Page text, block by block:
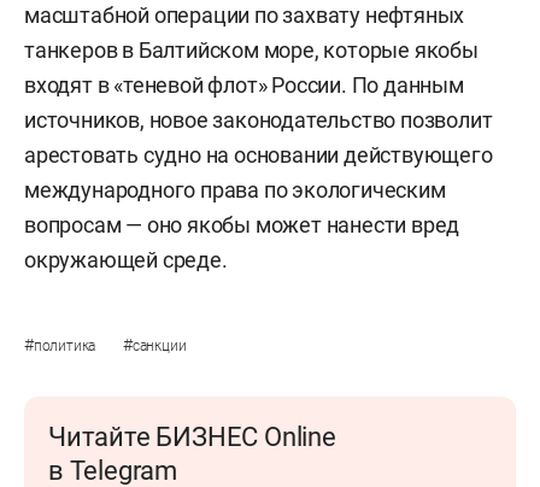
масштабной операции по захвату нефтяных
танкеров в Балтийском море, которые якобы
входят в «теневой флот» России. По данным
источников, новое законодательство позволит
арестовать судно на основании действующего
международного права по экологическим
вопросам — оно якобы может нанести вред
окружающей среде.
#политика #санкции
Читайте БИЗНЕС Online
в Telegram